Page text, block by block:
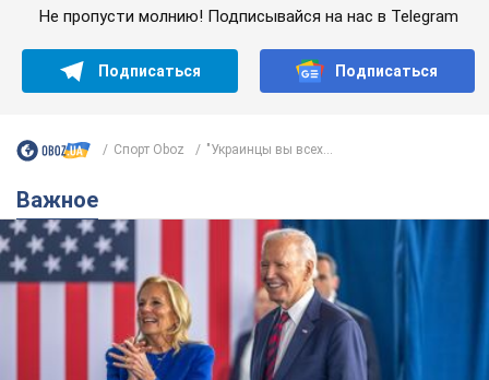
Не пропусти молнию! Подписывайся на нас в Telegram
Подписаться Подписаться
Спорт Oboz "Украинцы вы всех...
Важное